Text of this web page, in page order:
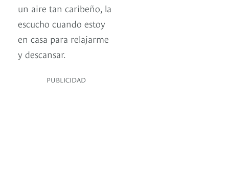
un aire tan caribeño, la
escucho cuando estoy
en casa para relajarme
y descansar.
PUBLICIDAD